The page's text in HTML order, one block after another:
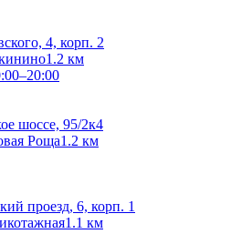
4, корп. 2
1.2 км
шоссе, 95/2к4
Роща1.2 км
проезд, 6, корп. 1
1.1 км